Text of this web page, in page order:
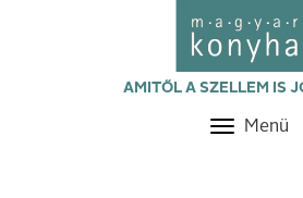
AMITŐL A SZELLEM IS
Toggle
Menü